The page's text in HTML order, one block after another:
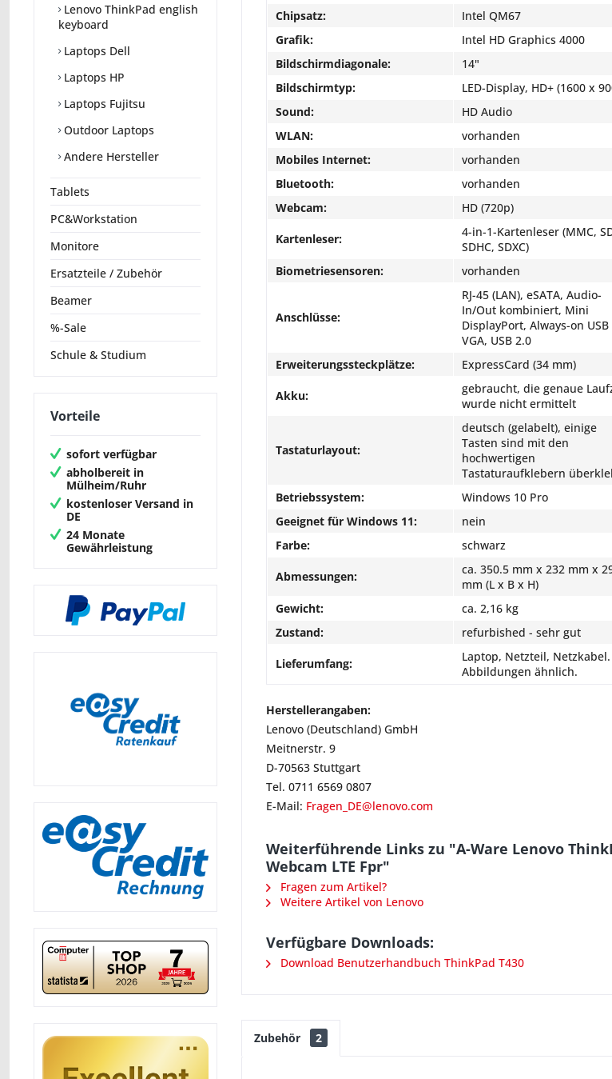
Lenovo ThinkPad english
keyboard
Laptops Dell
Laptops HP
Laptops Fujitsu
Outdoor Laptops
Andere Hersteller
Tablets
PC&Workstation
Monitore
Ersatzteile / Zubehör
Beamer
%-Sale
Schule & Studium
Vorteile
sofort verfügbar
abholbereit in
Mülheim/Ruhr
kostenloser Versand in
DE
24 Monate
Gewährleistung
Chipsatz:
Intel QM67
Grafik:
Intel HD Graphics 4000
Bildschirmdiagonale:
14"
Bildschirmtyp:
LED-Display, HD+ (1600 x
Sound:
HD Audio
WLAN:
vorhanden
Mobiles Internet:
vorhanden
Bluetooth:
vorhanden
Webcam:
HD (720p)
Kartenleser:
4-in-1-Kartenleser (MMC,
SDHC, SDXC)
Biometriesensoren:
vorhanden
Anschlüsse:
RJ-45 (LAN), eSATA, Audio-
In/Out kombiniert, Mini
DisplayPort, Always-on USB
VGA, USB 2.0
Erweiterungssteckplätze:
ExpressCard (34 mm)
Akku:
gebraucht, die genaue
wurde nicht ermittelt
Tastaturlayout:
deutsch (gelabelt), einige
Tasten sind mit den
hochwertigen
Tastaturaufklebern
Betriebssystem:
Windows 10 Pro
Geeignet für Windows 11:
nein
Farbe:
schwarz
Abmessungen:
ca. 350.5 mm x 232 mm x
mm (L x B x H)
Gewicht:
ca. 2,16 kg
Zustand:
refurbished - sehr gut
Lieferumfang:
Laptop, Netzteil, Netzkabel.
Abbildungen ähnlich.
Herstellerangaben:
Lenovo (Deutschland) GmbH
Meitnerstr. 9
D-70563 Stuttgart
Tel. 0711 6569 0807
E-Mail: Fragen_DE@lenovo.com
Weiterführende Links zu "A-Ware Lenovo
Webcam LTE Fpr"
Fragen zum Artikel?
Weitere Artikel von Lenovo
Verfügbare Downloads:
Download Benutzerhandbuch ThinkPad T430
Zubehör 2